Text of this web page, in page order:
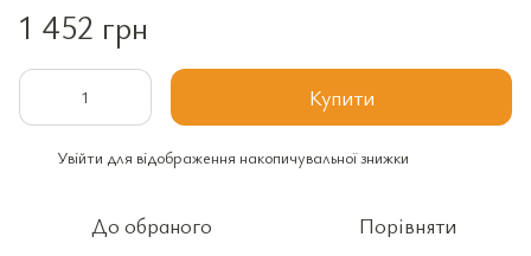
1 452 грн
Купити
Увійти для відображення накопичувальної знижки
До обраного Порівняти